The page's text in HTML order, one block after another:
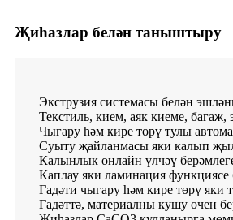
Җиһазлар белән таныштыру
Экструзия системасы белән
Текстиль, кием, аяк киеме,
Чыгару һәм кире төрү тулы
Суыту җайланмасы яки калып
Калынлык онлайн үлчәү
Каплау яки ламинация функциясе
Гадәти чыгару һәм кире төрү яки
Гадәттә, материалны кушу өчен